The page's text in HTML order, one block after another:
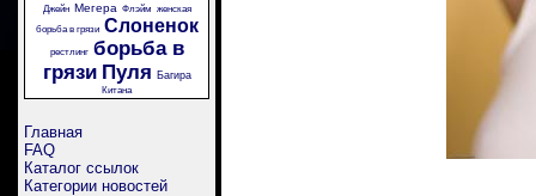
Джейн Мегера Флэйм женская
борьба в грязи Слоненок
рестлинг борьба в
грязи Пуля Багира
Китана
Главная
FAQ
Каталог ссылок
Категории новостей